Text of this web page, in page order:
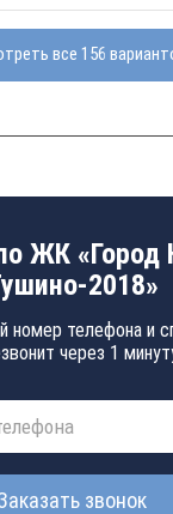
все 156
ЖК «Город
2018»
номер телефона и
через 1
звонок